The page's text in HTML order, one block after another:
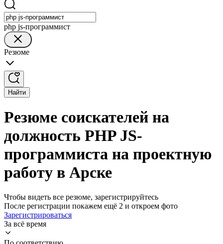
php js-программист
Резюме
Найти
Резюме соискателей на
должность PHP JS-
программиста на проектную
работу в Арске
Чтобы видеть все резюме, зарегистрируйтесь
После регистрации покажем ещё 2 и откроем фото
Зарегистрироваться
За всё время